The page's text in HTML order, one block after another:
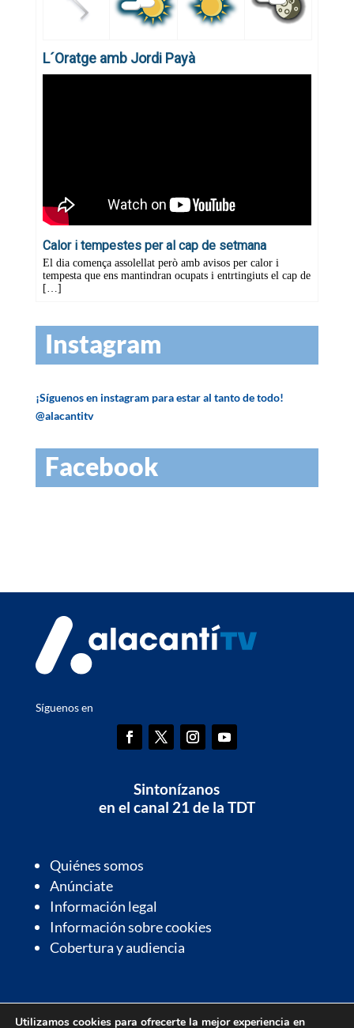
Instagram
¡Síguenos en instagram para estar al tanto de todo!
@alacantitv
Facebook
Síguenos en
Sintonízanos
en el canal 21 de la TDT
Quiénes somos
Anúnciate
Información legal
Información sobre cookies
Cobertura y audiencia
Información de interés
Utilizamos cookies para ofrecerte la mejor experiencia en